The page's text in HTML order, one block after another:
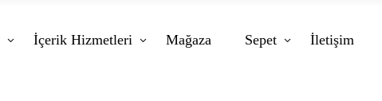
İçerik Hizmetleri Mağaza Sepet İletişim